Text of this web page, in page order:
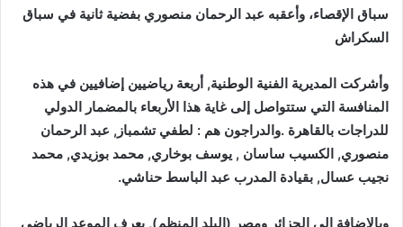
سباق الإقصاء، وأعقبه عبد الرحمان منصوري بفضية ثانية في سباق
السكراش
وأشركت المديرية الفنية الوطنية, أربعة رياضيين إضافيين في هذه
المنافسة التي ستتواصل إلى غاية هذا الأربعاء بالمضمار الدولي
للدراجات بالقاهرة .والدراجون هم : لطفي تشمباز, عبد الرحمان
منصوري, الكسيب ساسان , يوسف بوخاري, محمد بوزيدي, محمد
نجيب عسال, بقيادة المدرب عبد الباسط حناشي.
وبالإضافة إلى الجزائر ومصر (البلد المنظم), يعرف الموعد الرياضي